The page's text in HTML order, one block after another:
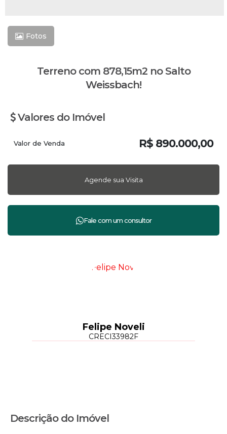
Fotos
Terreno com 878,15m2 no Salto
Weissbach!
Valores do Imóvel
R$ 890.000,00
Valor de Venda
Felipe Noveli
CRECI33982F
Descrição do Imóvel